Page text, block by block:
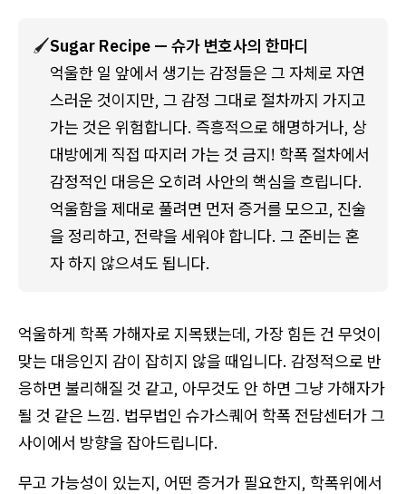
🖌️Sugar Recipe — 슈가 변호사의 한마디
억울한 일 앞에서 생기는 감정들은 그 자체로 자연
스러운 것이지만, 그 감정 그대로 절차까지 가지고
가는 것은 위험합니다. 즉흥적으로 해명하거나, 상
대방에게 직접 따지러 가는 것 금지! 학폭 절차에서
감정적인 대응은 오히려 사안의 핵심을 흐립니다.
억울함을 제대로 풀려면 먼저 증거를 모으고, 진술
을 정리하고, 전략을 세워야 합니다. 그 준비는 혼
자 하지 않으셔도 됩니다.
억울하게 학폭 가해자로 지목됐는데, 가장 힘든 건 무엇이
맞는 대응인지 감이 잡히지 않을 때입니다. 감정적으로 반
응하면 불리해질 것 같고, 아무것도 안 하면 그냥 가해자가
될 것 같은 느낌. 법무법인 슈가스퀘어 학폭 전담센터가 그
사이에서 방향을 잡아드립니다.
무고 가능성이 있는지, 어떤 증거가 필요한지, 학폭위에서